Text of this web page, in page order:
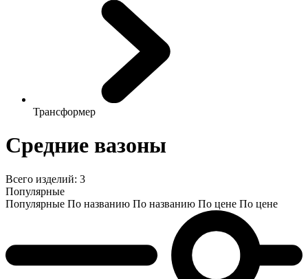
Трансформер
Средние вазоны
Всего изделий: 3
Популярные
Популярные По названию По названию По цене По цене